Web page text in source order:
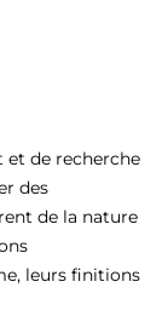
et de recherche
des
de la nature
leurs finitions